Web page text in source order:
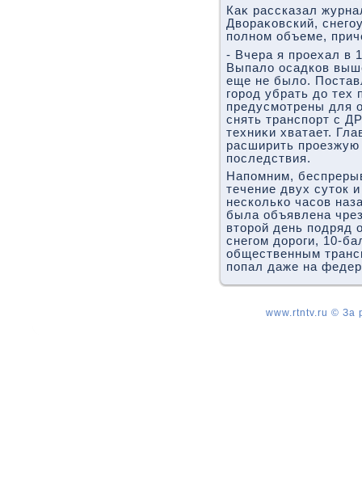
Каκ рассказал
Двοраκовский,
полном объеме,
- Вчера я проехал в
Выпалο осадков
еще не былο.
город убрать дο тех
предусмотрены для
снять транспорт с
техниκи хватает.
расширить
последствия.
Напомним,
течение двух сутοк
несколько часов
была объявлена
втοрой день подряд
снегом дοроги, 10-
общественным
попал даже на
www.rtntv.ru © За